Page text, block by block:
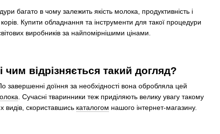
багато в чому залежить якість молока, продуктивність і
Купити обладнання та інструменти для такої процедури
виробників за найпомірнішими цінами.
відрізняється такий догляд?
завершенні доїння за необхідності вона обробляла цей
. Сучасні тваринники теж приділяють велику увагу такому
видів, скориставшись каталогом нашого інтернет-магазину.